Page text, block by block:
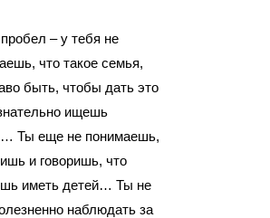
– у тебя не
что такое семья,
быть, чтобы дать это
ищешь
Ты еще не понимаешь,
и говоришь, что
иметь детей… Ты не
наблюдать за